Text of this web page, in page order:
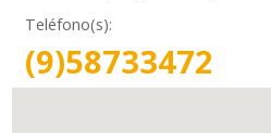
Teléfono(s):
(9)58733472